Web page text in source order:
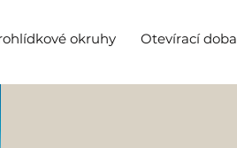
okruhy Otevírací doba